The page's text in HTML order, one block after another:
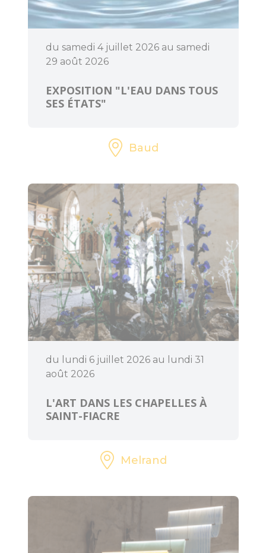
Le Train
touristique
Location de vélos
Aires de jeux pour
petits et grands
du samedi 4 juillet 2026 au samedi
29 août 2026
EXPOSITION "L'EAU DANS TOUS
SES ÉTATS"
Baud
du lundi 6 juillet 2026 au lundi 31
août 2026
L'ART DANS LES CHAPELLES À
SAINT-FIACRE
Melrand